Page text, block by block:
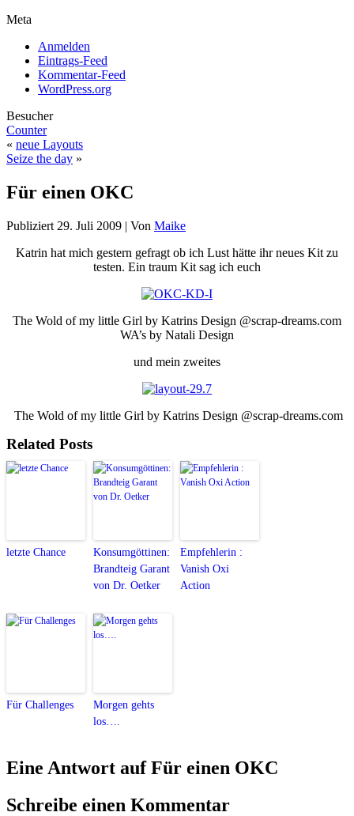
Meta
Anmelden
Eintrags-Feed
Kommentar-Feed
WordPress.org
Besucher
Counter
« neue Layouts
Seize the day »
Für einen OKC
Publiziert 29. Juli 2009 | Von Maike
Katrin hat mich gestern gefragt ob ich Lust hätte ihr neues Kit zu
testen. Ein traum Kit sag ich euch
The Wold of my little Girl by Katrins Design @scrap-dreams.com
WA’s by Natali Design
und mein zweites
The Wold of my little Girl by Katrins Design @scrap-dreams.com
Related Posts
letzte Chance
Konsumgöttinen:
Brandteig Garant
von Dr. Oetker
Empfehlerin :
Vanish Oxi
Action
Für Challenges
Morgen gehts
los….
Eine Antwort auf Für einen OKC
Schreibe einen Kommentar